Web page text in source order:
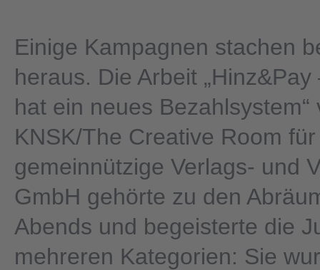
Einige Kampagnen stachen
heraus. Die Arbeit
hat ein neues Bezahlsystem“
KNSK/The Creative Room
gemeinnützige Verlags- und
GmbH gehörte zu den
Abends und begeisterte die
mehreren Kategorien: Sie